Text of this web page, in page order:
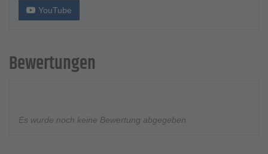
YouTube
Bewertungen
Es wurde noch keine Bewertung abgegeben